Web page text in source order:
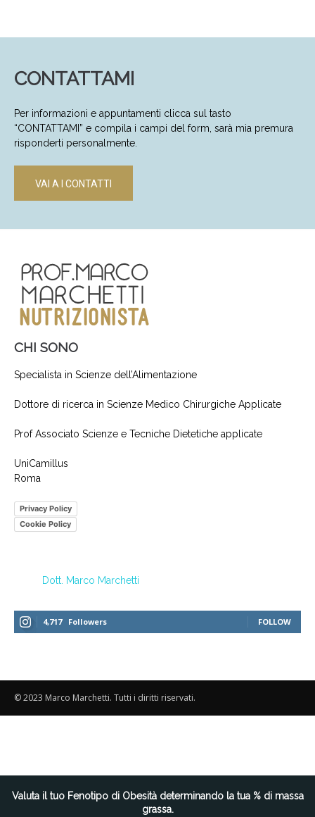
CONTATTAMI
Per informazioni e appuntamenti clicca sul tasto
“CONTATTAMI” e compila i campi del form, sarà mia premura
risponderti personalmente.
VAI A I CONTATTI
CHI SONO
Specialista in Scienze dell’Alimentazione
Dottore di ricerca in Scienze Medico Chirurgiche Applicate
Prof Associato Scienze e Tecniche Dietetiche applicate
UniCamillus
Roma
Privacy Policy
Cookie Policy
Dott. Marco Marchetti
4,717 Followers FOLLOW
© 2023 Marco Marchetti. Tutti i diritti riservati.
Valuta il tuo Fenotipo di Obesità determinando la tua % di massa
grassa.
Le tue preferenze relative alla privacy